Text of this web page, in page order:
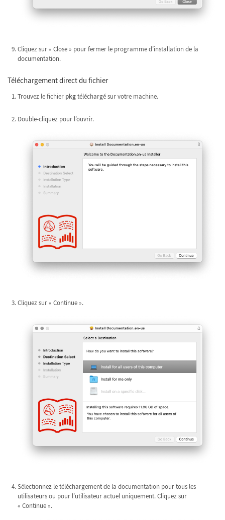
Cliquez sur « Close » pour fermer le programme d’installation de la
documentation.
Téléchargement direct du fichier
Trouvez le fichier pkgtéléchargé sur votre machine.
Double-cliquez pour l’ouvrir.
Cliquez sur « Continue ».
Sélectionnez le téléchargement de la documentation pour tous les
utilisateurs ou pour l’utilisateur actuel uniquement. Cliquez sur
« Continue ».